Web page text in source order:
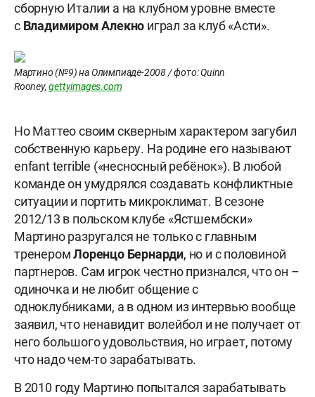
сборную Италии а на клубном уровне вместе
с Владимиром Алекно играл за клуб «Асти».
Мартино (№9) на Олимпиаде-2008 / фото: Quinn
Rooney,gettyimages.com
Но Маттео своим скверным характером загубил
собственную карьеру. На родине его называют
enfant terrible («несносный ребёнок»). В любой
команде он умудрялся создавать конфликтные
ситуации и портить микроклимат. В сезоне
2012/13 в польском клубе «Ястшембски»
Мартино разругался не только с главным
тренеромЛоренцо Бернарди, но и с половиной
партнеров. Сам игрок честно признался, что он –
одиночка и не любит общение с
одноклубниками, а в одном из интервью вообще
заявил, что ненавидит волейбол и не получает от
него большого удовольствия, но играет, потому
что надо чем-то зарабатывать.
В 2010 году Мартино попытался зарабатывать